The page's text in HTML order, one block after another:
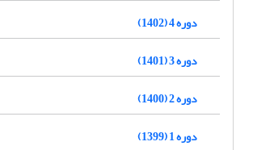
دوره 4 (1402)
دوره 3 (1401)
دوره 2 (1400)
دوره 1 (1399)